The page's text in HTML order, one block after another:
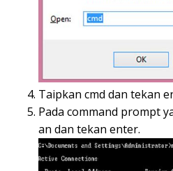
Taipkan cmd dan tekan
Pada command prompt
an dan tekan enter.